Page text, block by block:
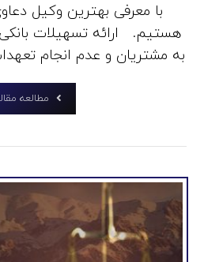
با معرفی بهترین وکیل
هستیم. ارائه تسهیلات
به مشتریان و عدم انجام
مطالعه